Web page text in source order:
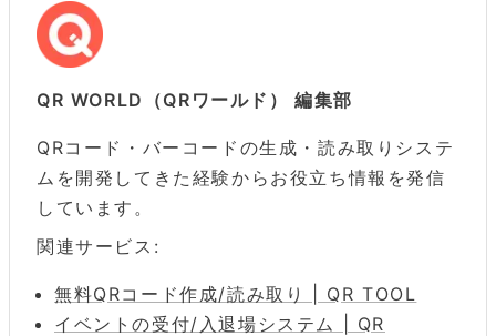
QR WORLD（QRワールド） 編集部
QRコード・バーコードの生成・読み取りシステ
ムを開発してきた経験からお役立ち情報を発信
しています。
関連サービス:
無料QRコード作成/読み取り | QR TOOL
イベントの受付/入退場システム | QR